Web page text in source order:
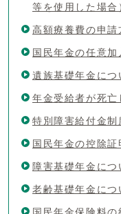
等を使用した場合
高額療養費の申請
国民年金の任意加
遺族基礎年金につ
年金受給者が死亡
特別障害給付金制
国民年金の控除証
障害基礎年金につ
老齢基礎年金につ